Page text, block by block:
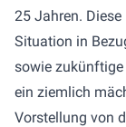
25 Jahren.
Situation in
sowie zukünftige
ein ziemlich
Vorstellung von